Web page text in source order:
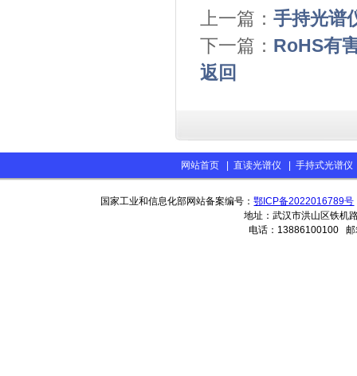
上一篇： 手持光谱
下一篇： RoHS有
返回
网站首页 直读光谱仪 手持式光谱仪
国家工业和信息化部网站备案编号：鄂ICP备2022016789号
地址：武汉市洪山区铁机
电话：13886100100 邮